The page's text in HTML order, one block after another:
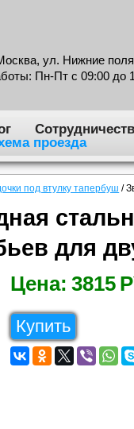
ул. Нижние
Пн-Пт с 09:00 до
проезда
под втулку тапербуш /
для
Цена: 3815
Купить